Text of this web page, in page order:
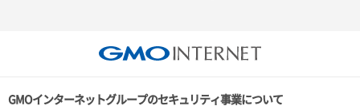
GMOインターネットグループのセキュリティ事業について